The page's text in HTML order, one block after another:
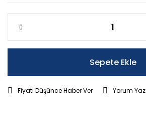
Sepete Ekle
Fiyatı Düşünce Haber Ver Yorum Yaz